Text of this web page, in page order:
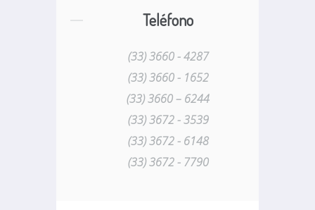
Teléfono
(33) 3660 - 4287
(33) 3660 - 1652
(33) 3660 – 6244
(33) 3672 - 3539
(33) 3672 - 6148
(33) 3672 - 7790